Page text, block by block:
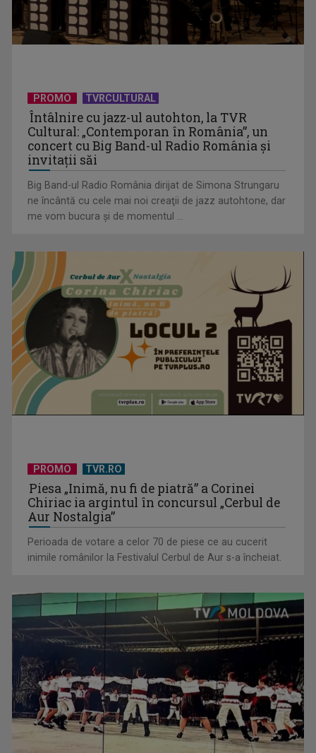
Protest de amploare al fermierilor în Capitală
Visul începe la „Vedeta Familiei”! Au început înscrierile
pentru sezonul 9
David Popovici atacă o performanţă istorică la Europene. În
direct şi în ...
„Frații Jderi”, superproducția inspirată din opera lui Mihail
Sadoveanu, la ...
PROMO TVRCULTURAL
Întâlnire cu jazz-ul autohton, la TVR
Cultural: „Contemporan în România”, un
concert cu Big Band-ul Radio România şi
invitaţii săi
Big Band-ul Radio România dirijat de Simona Strungaru
ne încântă cu cele mai noi creaţii de jazz autohtone, dar
me vom bucura şi de momentul ...
PROMO TVR.RO
Piesa „Inimă, nu fi de piatră” a Corinei
Chiriac ia argintul în concursul „Cerbul de
Aur Nostalgia”
Perioada de votare a celor 70 de piese ce au cucerit
inimile românilor la Festivalul Cerbul de Aur s-a încheiat.